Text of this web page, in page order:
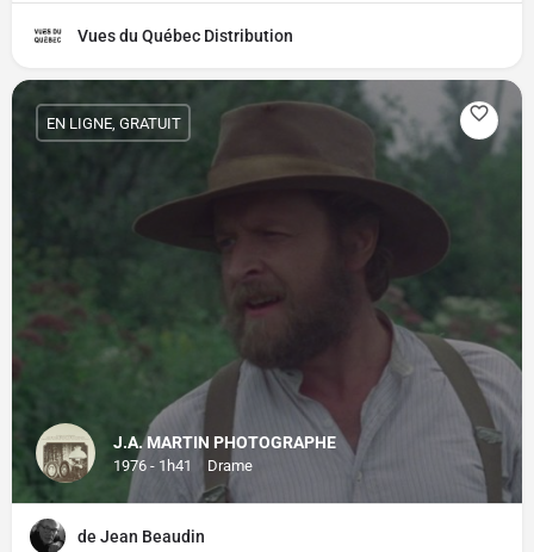
Vues du Québec Distribution
J.A. MARTIN PHOTOGRAPHE
1976 - 1h41 Drame
EN LIGNE, GRATUIT
de Jean Beaudin